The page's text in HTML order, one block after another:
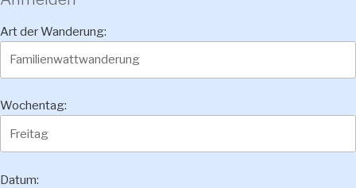
Art der Wanderung:
Wochentag:
Datum: